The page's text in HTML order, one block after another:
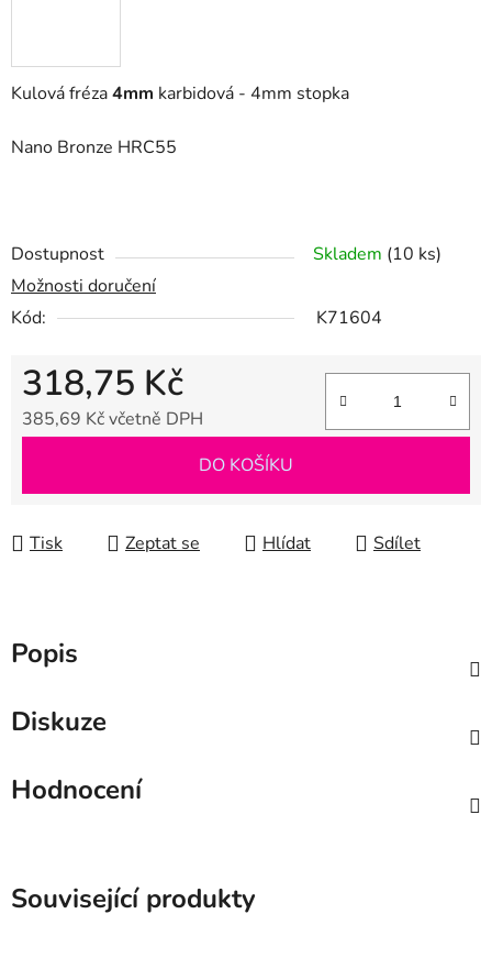
Kulová fréza4mm karbidová - 4mm stopka
Nano Bronze HRC55
Dostupnost Skladem (10 ks)
Možnosti doručení
Kód:
K71604
318,75 Kč
385,69 Kč včetně DPH
DO KOŠÍKU
Tisk Zeptat se Hlídat Sdílet
Popis
Diskuze
Hodnocení
Související produkty